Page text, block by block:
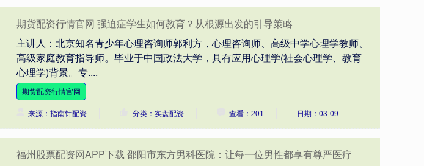
期货配资行情官网 强迫症学生如何教育？从根源出发的引导策略
主讲人：北京知名青少年心理咨询师郭利方，心理咨询师、高级中学心理学教师、
高级家庭教育指导师。毕业于中国政法大学，具有应用心理学(社会心理学、教育
心理学)背景。专....
期货配资行情官网
来源：指南针配资 分类：实盘配资 查看：201 日期：03-09
福州股票配资网APP下载 邵阳市东方男科医院：让每一位男性都享有尊严医疗